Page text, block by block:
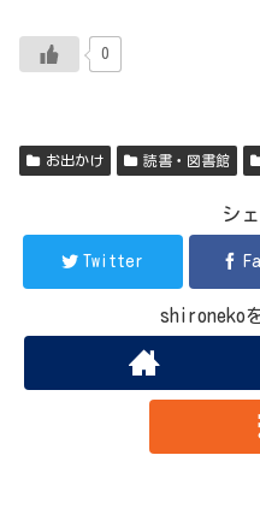
0
お出かけ 読書・図書館
シ
Twitter
shironeko